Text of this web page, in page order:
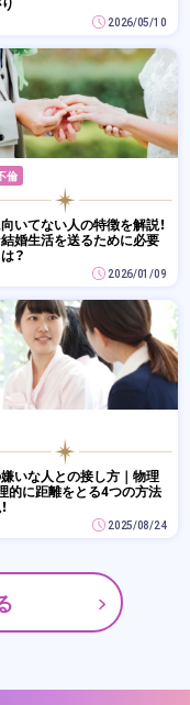
2026/05/10
倫
いてない人の特徴を解説！
婚生活を送るために必要
？
2026/01/09
いな人との接し方｜物理
的に距離をとる4つの方法
2025/08/24